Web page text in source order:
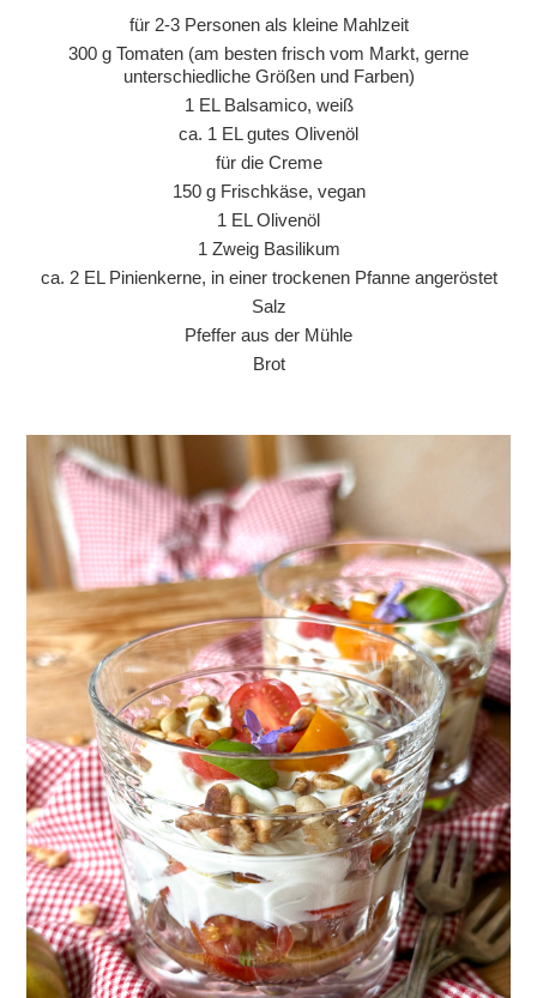
für 2-3 Personen als kleine Mahlzeit
300 g Tomaten (am besten frisch vom Markt, gerne
unterschiedliche Größen und Farben)
1 EL Balsamico, weiß
ca. 1 EL gutes Olivenöl
für die Creme
150 g Frischkäse, vegan
1 EL Olivenöl
1 Zweig Basilikum
ca. 2 EL Pinienkerne, in einer trockenen Pfanne angeröstet
Salz
Pfeffer aus der Mühle
Brot